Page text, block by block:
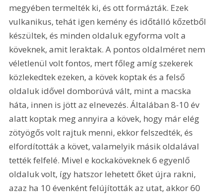
megyében termelték ki, és ott formázták. Ezek
vulkanikus, tehát igen kemény és időtálló kőzetből
készültek, és minden oldaluk egyforma volt a
köveknek, amit leraktak. A pontos oldalméret nem
véletlenül volt fontos, mert főleg amíg szekerek
közlekedtek ezeken, a kövek koptak és a felső
oldaluk idővel domborúvá vált, mint a macska
háta, innen is jött az elnevezés. Általában 8-10 év
alatt koptak meg annyira a kövek, hogy már elég
zötyögős volt rajtuk menni, ekkor felszedték, és
elfordították a követ, valamelyik másik oldalával
tették felfelé. Mivel e kockaköveknek 6 egyenlő
oldaluk volt, így hatszor lehetett őket újra rakni,
azaz ha 10 évenként felújították az utat, akkor 60